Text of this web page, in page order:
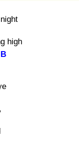
high
B